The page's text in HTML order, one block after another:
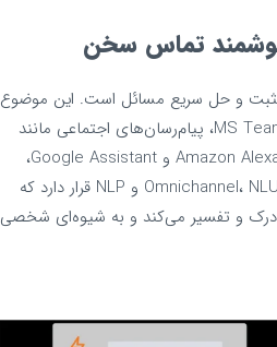
تماس سخن
مثبت و حل سریع مسائل است. این موضوع
شامل پیام‌رسان‌های سازمانی مانند Skype و MS Teams، پیام‌رسان‌های اجتماعی مانند
Twitter و FB Messenger، کمک صوتی مانند Amazon Alexa و Google Assistant،
ایمیل و برنامه‌های وب/موبایل می‌شود. در قلب Omnichannel، NLU و NLP قرار دارد که
درک و تفسیر می‌کند و به شیوه‌ای شخصی